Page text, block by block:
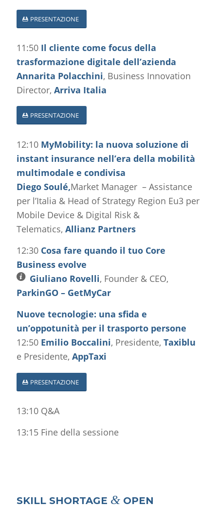
PRESENTAZIONE
11:50 Il cliente come focus della
trasformazione digitale dell’azienda
Annarita Polacchini, Business Innovation
Director, Arriva Italia
PRESENTAZIONE
12:10 MyMobility: la nuova soluzione di
instant insurance nell’era della mobilità
multimodale e condivisa
Diego Soulé,Market Manager – Assistance
per l’Italia & Head of Strategy Region Eu3 per
Mobile Device & Digital Risk &
Telematics, Allianz Partners
12:30 Cosa fare quando il tuo Core
Business evolve
Giuliano Rovelli, Founder & CEO,
ParkinGO – GetMyCar
Nuove tecnologie: una sfida e
un’oppotunità per il trasporto persone
12:50Emilio Boccalini, Presidente, Taxiblu
e Presidente, AppTaxi
PRESENTAZIONE
13:10 Q&A
13:15 Fine della sessione
SKILL SHORTAGE &OPEN